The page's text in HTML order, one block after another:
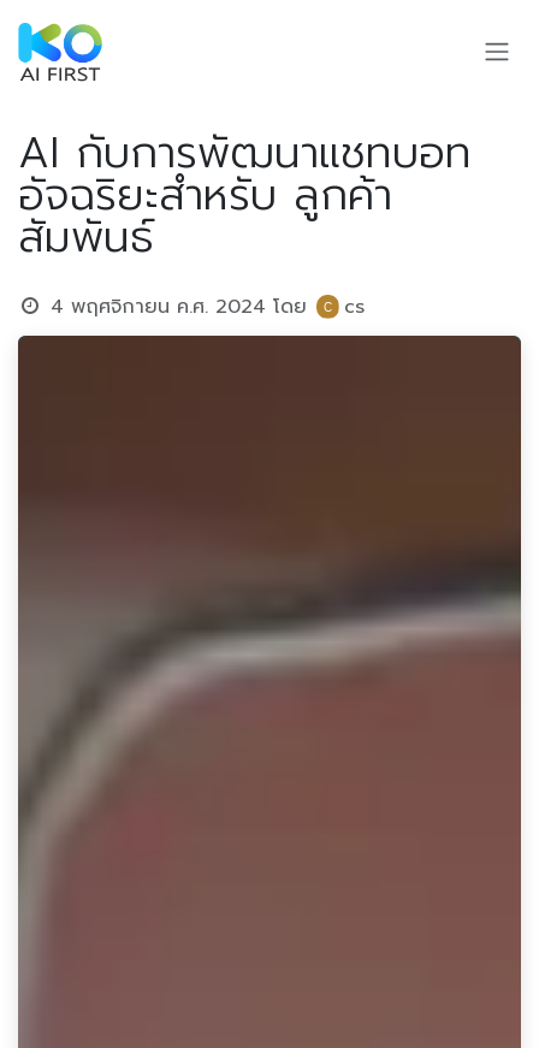
Skip to Content
AI กับการพัฒนาแชทบอท
อัจฉริยะสำหรับ ลูกค้า
สัมพันธ์
4 พฤศจิกายน ค.ศ. 2024 โดย cs